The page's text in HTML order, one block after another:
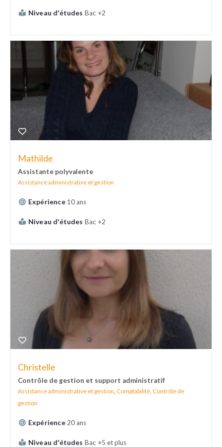
Niveau d'études Bac +2
Mathilde
Assistante polyvalente
Assistance administrative et gestion
Expérience 10 ans
Niveau d'études Bac +2
Christelle
Contrôle de gestion et support administratif
Assistance administrative et gestion Comptabilité Contrôle de
gestion
Expérience 20 ans
Niveau d'études Bac +5 et plus